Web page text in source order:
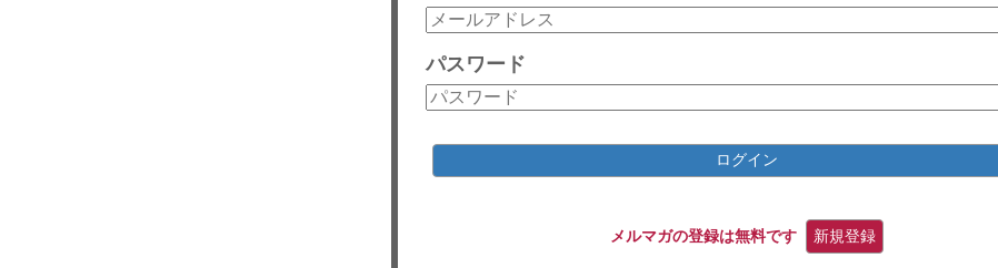
パスワード
ログイン
メルマガの登録は無料です 新規登録